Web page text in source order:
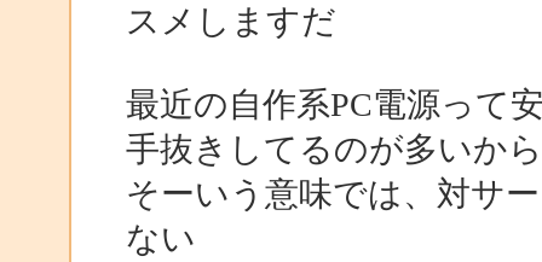
スメしますだ
最近の自作系PC電源って
手抜きしてるのが多いから
そーいう意味では、対サ
ない